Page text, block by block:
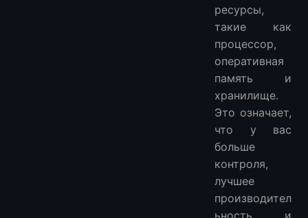
ресурсы,
такие как
процессор,
оперативная
память и
хранилище.
Это означает,
что у вас
больше
контроля,
лучшее
производител
ьность и